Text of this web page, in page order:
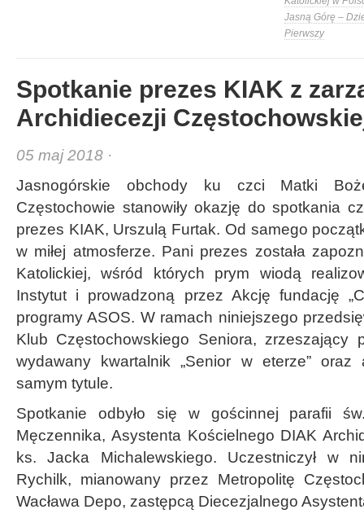
Jasną Górę –
Pierwszy
Spotkanie prezes KIAK z
Archidiecezji
05 maj 2018 ·
Jasnogórskie obchody ku czci Matki
Częstochowie stanowiły okazję do spotkania
prezes KIAK, Urszulą Furtak. Od samego
w miłej atmosferze. Pani prezes została
Katolickiej, wśród których prym wiodą
Instytut i prowadzoną przez Akcję fundację
programy ASOS. W ramach niniejszego
Klub Częstochowskiego Seniora, zrzeszający
wydawany kwartalnik „Senior w eterze”
samym tytule.
Spotkanie odbyło się w gościnnej parafii
Męczennika, Asystenta Kościelnego DIAK
ks. Jacka Michalewskiego. Uczestniczył w
Rychilk, mianowany przez Metropolitę
Wacława Depo, zastępcą Diecezjalnego